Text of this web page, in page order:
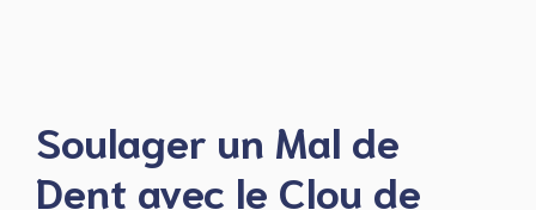
Soulager un Mal de
Dent avec le Clou de